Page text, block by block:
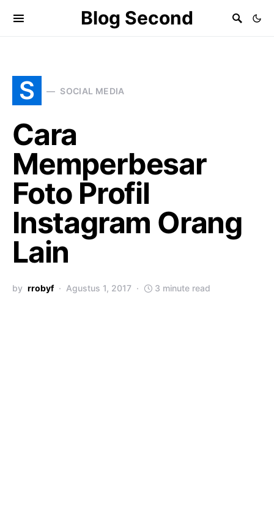
Blog Second
S SOCIAL MEDIA
Cara
Memperbesar
Foto Profil
Instagram Orang
Lain
by rrobyf Agustus 1, 2017 3 minute read